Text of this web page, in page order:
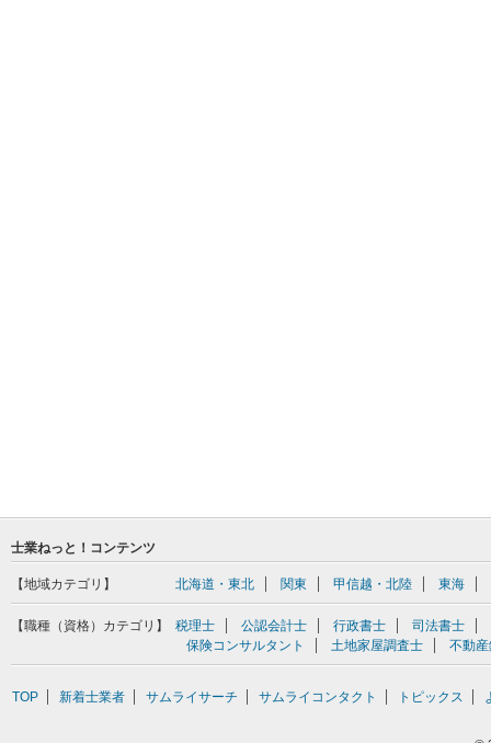
士業ねっと！コンテンツ
【地域カテゴリ】 北海道・東北 関東 甲信越・北陸 東海
【職種（資格）カテゴリ】 税理士 公認会計士 行政書士
司法書士
保険コンサルタント
土地家屋調査士 不動
TOP 新着士業者 サムライサーチ サムライコンタクト トピックス